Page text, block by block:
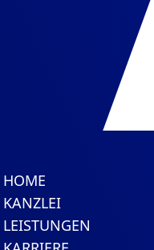
HOME
KANZLEI
LEISTUNGEN